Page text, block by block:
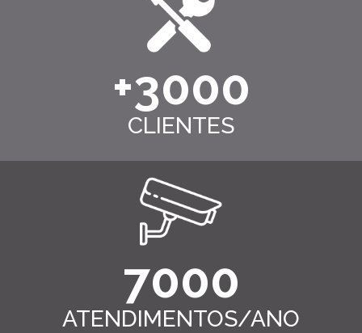
+3000
CLIENTES
7000
ATENDIMENTOS/ANO